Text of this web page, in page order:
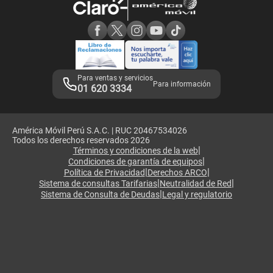
Adquirientes iPhone 6, 6S y SE
Mensaje de Seguridad
Términos y Condiciones de Tienda Claro
Libro de Reclamaciones
Legales de marketplace
Para ventas y servicios
01 620 3334 Para información
América Móvil Perú S.A.C. | RUC 20467534026
Todos los derechos reservados 2026
Términos y condiciones de la web|
Condiciones de garantía de equipos|
Política de Privacidad|Derechos ARCO|
Sistema de consultas Tarifarias|Neutralidad de Red|
Sistema de Consulta de Deudas|Legal y regulatorio